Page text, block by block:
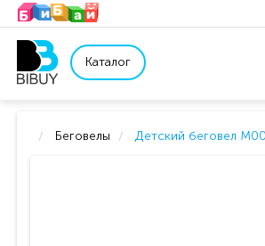
Каталог
Беговелы Детский беговел